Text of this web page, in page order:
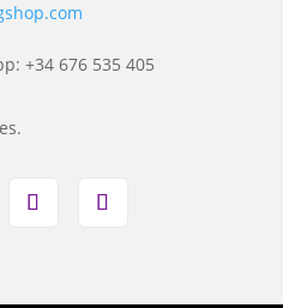
+34 676 535 405